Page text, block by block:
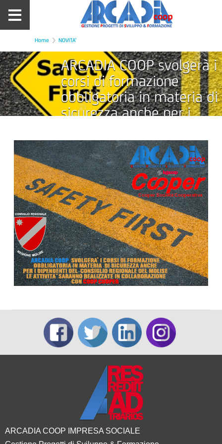
Home NOVITA'
ARCADIA COOP svolgerà i
corsi di formazione
obbligatoria in materia di
sicurezza anche per i
Regionale del Molise
ARCADIA COOP IMPRESA SOCIALE